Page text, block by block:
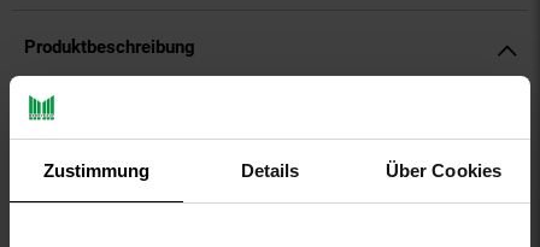
Zustimmung Details Über Cookies
Produktbeschreibung
Ganz egal, welcher Freizeit-Aktivität du nachgehst, das
Kapuzensweatshirt von Puma mit Tunnelzugkapuze und
seitlichen Eingrifftaschen ist dabei.